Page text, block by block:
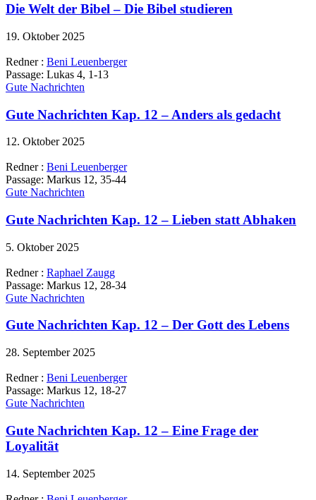
Die Welt der Bibel – Die Bibel studieren
19. Oktober 2025
Redner : Beni Leuenberger
Passage: Lukas 4, 1-13
Gute Nachrichten
Gute Nachrichten Kap. 12 – Anders als gedacht
12. Oktober 2025
Redner : Beni Leuenberger
Passage: Markus 12, 35-44
Gute Nachrichten
Gute Nachrichten Kap. 12 – Lieben statt Abhaken
5. Oktober 2025
Redner : Raphael Zaugg
Passage: Markus 12, 28-34
Gute Nachrichten
Gute Nachrichten Kap. 12 – Der Gott des Lebens
28. September 2025
Redner : Beni Leuenberger
Passage: Markus 12, 18-27
Gute Nachrichten
Gute Nachrichten Kap. 12 – Eine Frage der
Loyalität
14. September 2025